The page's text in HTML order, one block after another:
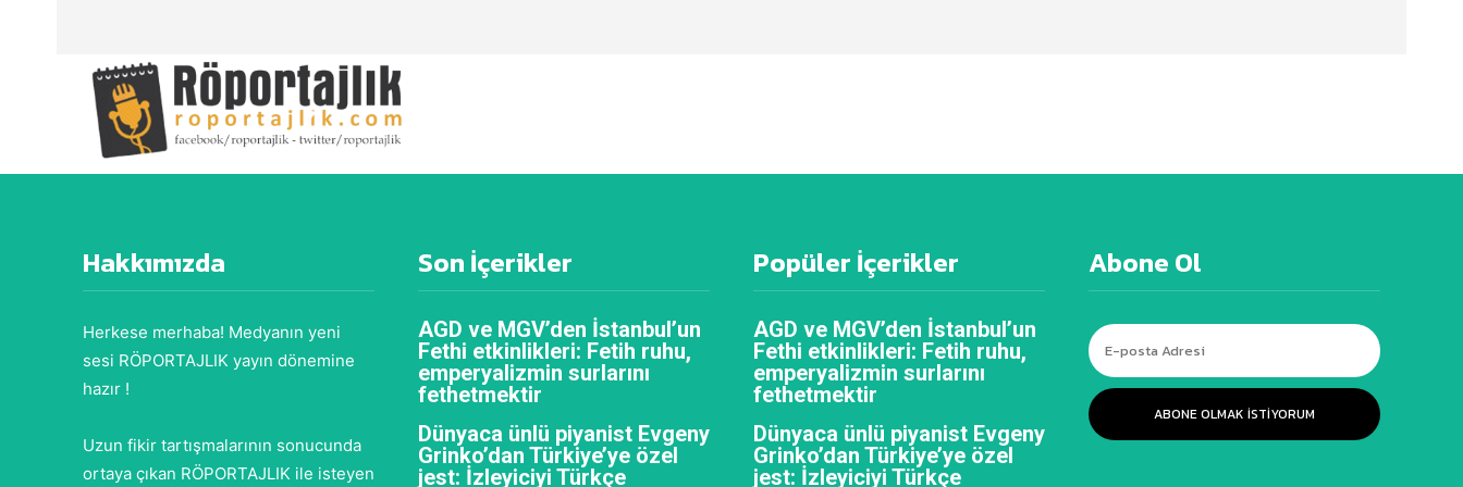
Hakkımızda
Herkese merhaba! Medyanın yeni
sesi RÖPORTAJLIK yayın dönemine
hazır !
Uzun fikir tartışmalarının sonucunda
ortaya çıkan RÖPORTAJLIK ile isteyen
Son İçerikler
AGD ve MGV’den İstanbul’un
Fethi etkinlikleri: Fetih ruhu,
emperyalizmin surlarını
fethetmektir
Dünyaca ünlü piyanist Evgeny
Grinko’dan Türkiye’ye özel
jest: İzleyiciyi Türkçe
Popüler İçerikler
AGD ve MGV’den İstanbul’un
Fethi etkinlikleri: Fetih ruhu,
emperyalizmin surlarını
fethetmektir
Dünyaca ünlü piyanist Evgeny
Grinko’dan Türkiye’ye özel
jest: İzleyiciyi Türkçe
Abone Ol
ABONE OLMAK ISTIYORUM